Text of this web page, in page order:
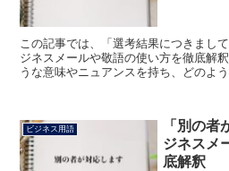
この記事では、「選考結果につきまし
ジネスメールや敬語の使い方を徹底解
うな意味やニュアンスを持ち、どのよ
ビジネス用語
「別の
ジネスメ
底解釈